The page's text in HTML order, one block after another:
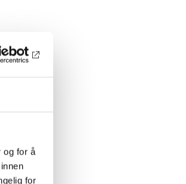
og for å
for